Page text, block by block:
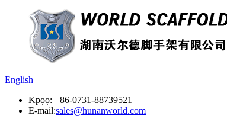
English
Kpọọ:+ 86-0731-88739521
E-mail:sales@hunanworld.com